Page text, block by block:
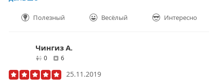
Полезный Весёлый Интересно
Чингиз А.
0друзей
6отзывов
25.11.2019